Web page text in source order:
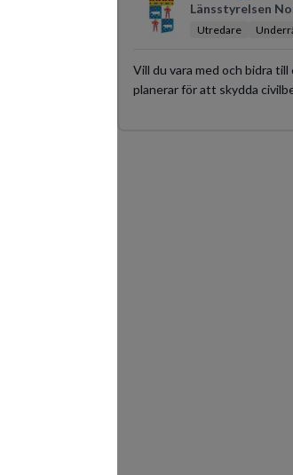
Länsstyrelsen
Utredare
Vill du vara med och bidra
planerar för att skydda